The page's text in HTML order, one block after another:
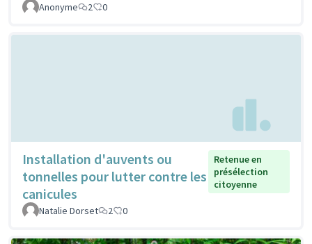
Anonyme 2 0
Installation d'auvents ou
tonnelles pour lutter contre les
canicules
Retenue en
présélection
citoyenne
Natalie Dorset 2 0